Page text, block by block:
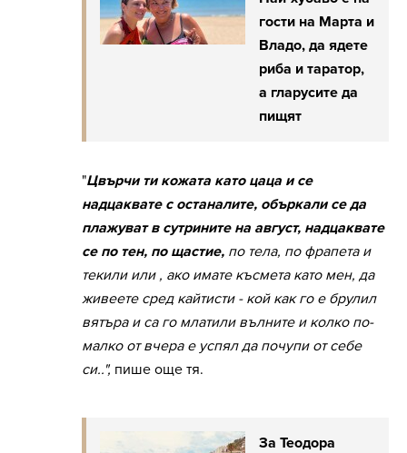
гости на Марта и
Владо, да ядете
риба и таратор,
а гларусите да
пищят
"Цвърчи ти кожата като цаца и се
надцаквате с останалите, объркали се да
плажуват в сутрините на август, надцаквате
се по тен, по щастие, по тела, по фрапета и
текили или , ако имате късмета като мен, да
живеете сред кайтисти - кой как го е брулил
вятъра и са го млатили вълните и колко по-
малко от вчера е успял да почупи от себе
си..", пише още тя.
За Теодора